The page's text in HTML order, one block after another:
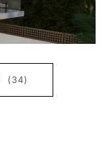
(34)